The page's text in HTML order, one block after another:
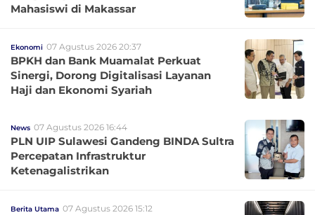
Mahasiswi di Makassar
Ekonomi 07 Agustus 2026 20:37
BPKH dan Bank Muamalat Perkuat
Sinergi, Dorong Digitalisasi Layanan
Haji dan Ekonomi Syariah
News 07 Agustus 2026 16:44
PLN UIP Sulawesi Gandeng BINDA Sultra
Percepatan Infrastruktur
Ketenagalistrikan
Berita Utama 07 Agustus 2026 15:12